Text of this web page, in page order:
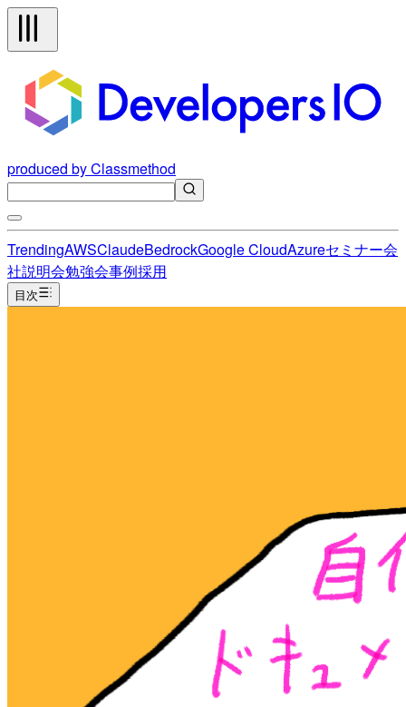
produced by Classmethod
TrendingAWSClaudeBedrockGoogle CloudAzureセミナー会
社説明会勉強会事例採用
目次